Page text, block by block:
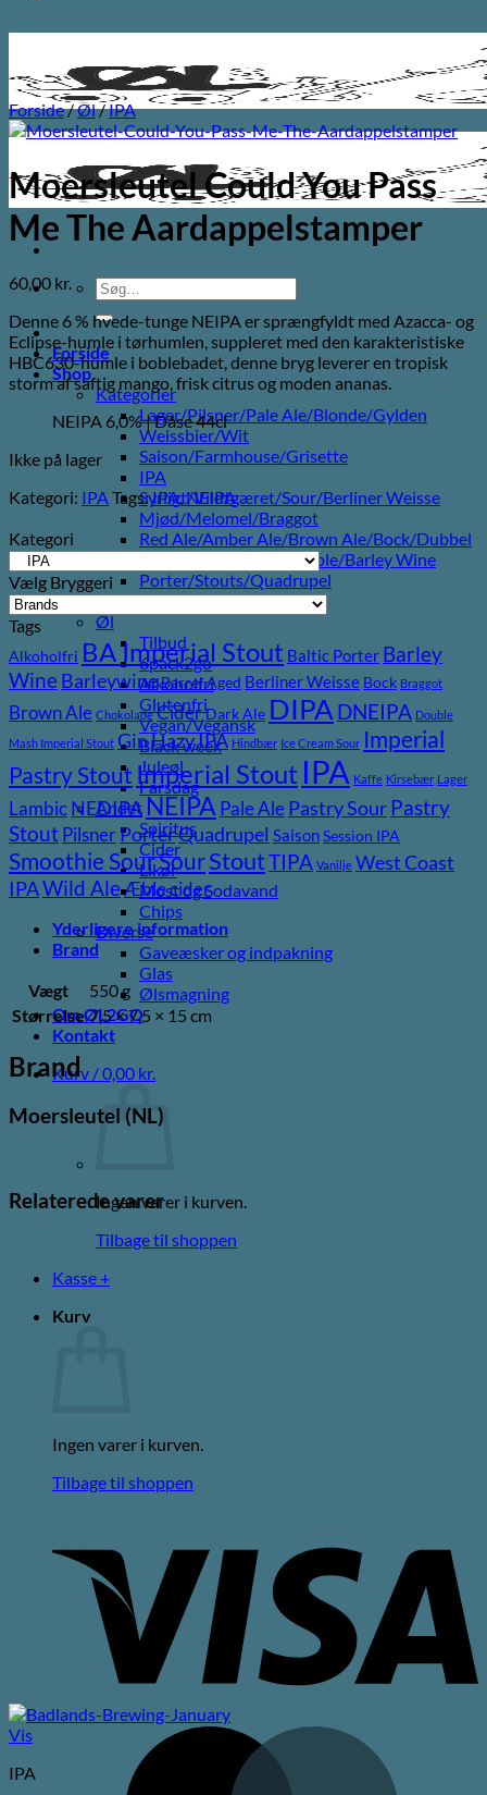
Søg
efter:
Forside
Shop
Kategorier
Lager/Pilsner/Pale Ale/Blonde/Gylden
Weissbier/Wit
Saison/Farmhouse/Grisette
IPA
Syrligt/Vildtgæret/Sour/Berliner Weisse
Mjød/Melomel/Braggot
Red Ale/Amber Ale/Brown Ale/Bock/Dubbel
Strong Ale/Dark Ale/Triple/Barley Wine
Porter/Stouts/Quadrupel
Røgøl
Øl
Tilbud
6pack2go
Alkoholfri
Glutenfri
Vegan/Vegansk
Black week
Juleøl
Farsdag
Andet
Spiritus
Cider
Likør
Most og Sodavand
Chips
Diverse
Gaveæsker og indpakning
Glas
Ølsmagning
Om ØL2GO
Kontakt
Kurv /0,00 kr.
Ingen varer i kurven.
Tilbage til shoppen
Kasse +
Kurv
Ingen varer i kurven.
Tilbage til shoppen
Forside/Øl/IPA
Moersleutel Could You Pass
Me The Aardappelstamper
60,00 kr.
Denne 6 % hvede-tunge NEIPA er sprængfyldt med Azacca- og
Eclipse-humle i tørhumlen, suppleret med den karakteristiske
HBC630-humle i boblebadet, denne bryg leverer en tropisk
storm af saftig mango, frisk citrus og moden ananas.
NEIPA 6,0% | Dåse 44cl
Ikke på lager
Kategori: IPA Tags:IPA,NEIPA
Kategori
Vælg Bryggeri
Tags
Alkoholfri BA Imperial Stout Baltic Porter Barley
Wine BarleywineBarrel Aged Berliner Weisse Bock Braggot
Brown Ale Chokolade CiderDark Ale DIPA DNEIPA Double
Mash Imperial Stout GinHazy IPA Hindbær Ice Cream Sour Imperial
Pastry Stout Imperial Stout IPA Kaffe Kirsebær Lager
Lambic NEDIPANEIPA Pale Ale Pastry Sour Pastry
Stout Pilsner PorterQuadrupel SaisonSession IPA
Smoothie SourSourStoutTIPA Vanilje West Coast
IPAWild Ale Æble cider
Yderligere information
Brand
Vægt
550 g
Størrelse 7,5 × 7,5 × 15 cm
Brand
Moersleutel (NL)
Relaterede varer
Vis
IPA